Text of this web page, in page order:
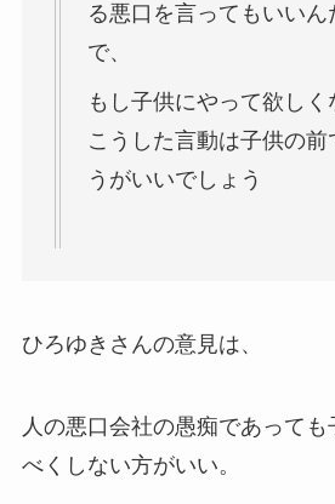
る悪口を言ってもいい
で、
もし子供にやって欲しく
こうした言動は子供の前
うがいいでしょう
ひろゆきさんの意見は、
人の悪口会社の愚痴であって
べくしない方がいい。